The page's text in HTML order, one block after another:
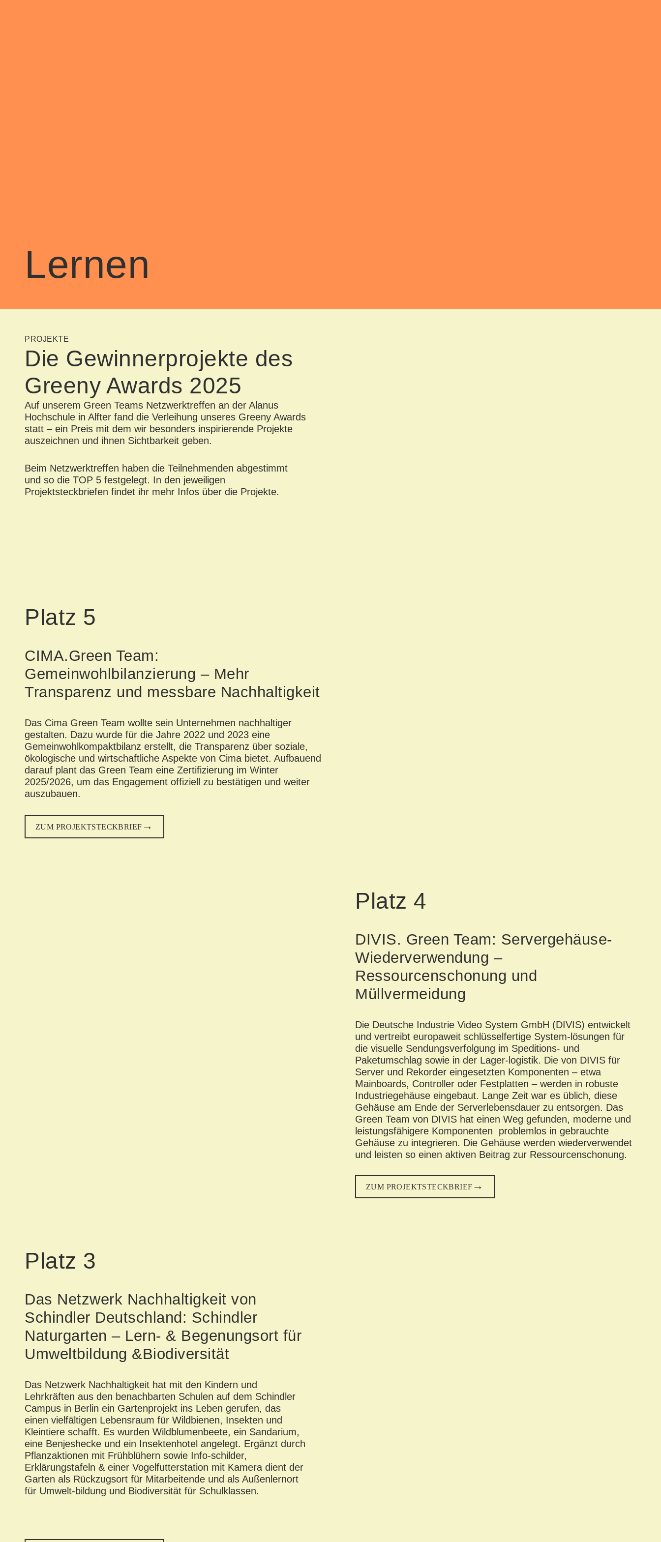
Lernen
PROJEKTE
Die Gewinnerprojekte des
Greeny Awards 2025
Auf unserem Green Teams Netzwerktreffen an der Alanus
Hochschule in Alfter fand die Verleihung unseres Greeny Awards
statt – ein Preis mit dem wir besonders inspirierende Projekte
auszeichnen und ihnen Sichtbarkeit geben.
Beim Netzwerktreffen haben die Teilnehmenden abgestimmt
und so die TOP 5 festgelegt. In den jeweiligen
Projektsteckbriefen findet ihr mehr Infos über die Projekte.
Platz 5
CIMA.Green Team:
Gemeinwohlbilanzierung – Mehr
Transparenz und messbare Nachhaltigkeit
Das Cima Green Team wollte sein Unternehmen nachhaltiger
gestalten. Dazu wurde für die Jahre 2022 und 2023 eine
Gemeinwohlkompaktbilanz erstellt, die Transparenz über soziale,
ökologische und wirtschaftliche Aspekte von Cima bietet. Aufbauend
darauf plant das Green Team eine Zertifizierung im Winter
2025/2026, um das Engagement offiziell zu bestätigen und weiter
auszubauen.
ZUM PROJEKTSTECKBRIEF
Platz 4
DIVIS. Green Team: Servergehäuse-
Wiederverwendung –
Ressourcenschonung und
Müllvermeidung
Die Deutsche Industrie Video System GmbH (DIVIS) entwickelt
und vertreibt europaweit schlüsselfertige System-lösungen für
die visuelle Sendungsverfolgung im Speditions- und
Paketumschlag sowie in der Lager-logistik. Die von DIVIS für
Server und Rekorder eingesetzten Komponenten – etwa
Mainboards, Controller oder Festplatten – werden in robuste
Industriegehäuse eingebaut. Lange Zeit war es üblich, diese
Gehäuse am Ende der Serverlebensdauer zu entsorgen. Das
Green Team von DIVIS hat einen Weg gefunden, moderne und
leistungsfähigere Komponenten problemlos in gebrauchte
Gehäuse zu integrieren. Die Gehäuse werden wiederverwendet
und leisten so einen aktiven Beitrag zur Ressourcenschonung.
ZUM PROJEKTSTECKBRIEF
Platz 3
Das Netzwerk Nachhaltigkeit von
Schindler Deutschland: Schindler
Naturgarten – Lern- & Begenungsort für
Umweltbildung &Biodiversität
Das Netzwerk Nachhaltigkeit hat mit den Kindern und
Lehrkräften aus den benachbarten Schulen auf dem Schindler
Campus in Berlin ein Gartenprojekt ins Leben gerufen, das
einen vielfältigen Lebensraum für Wildbienen, Insekten und
Kleintiere schafft. Es wurden Wildblumenbeete, ein Sandarium,
eine Benjeshecke und ein Insektenhotel angelegt. Ergänzt durch
Pflanzaktionen mit Frühblühern sowie Info-schilder,
Erklärungstafeln & einer Vogelfutterstation mit Kamera dient der
Garten als Rückzugsort für Mitarbeitende und als Außenlernort
für Umwelt-bildung und Biodiversität für Schulklassen.